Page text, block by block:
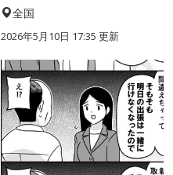
全国
2026年5月10日 17:35 更新